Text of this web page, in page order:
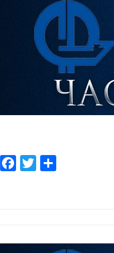
Facebook
Twitter
Share